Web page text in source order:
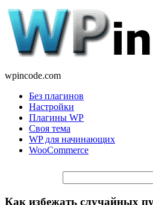
wpincode.com
Без плагинов
Настройки
Плагины WP
Своя тема
WP для начинающих
WooCommerce
Как избежать случайных